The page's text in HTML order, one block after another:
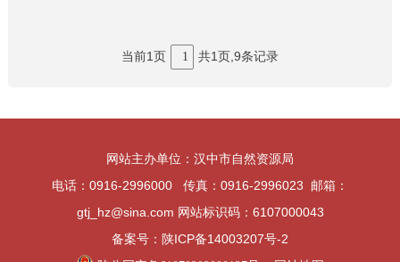
当前1页 1 共1页,9条记录
网站主办单位：汉中市自然资源局
电话：0916-2996000 传真：0916-2996023 邮箱：
gtj_hz@sina.com 网站标识码：6107000043
备案号：陕ICP备14003207号-2